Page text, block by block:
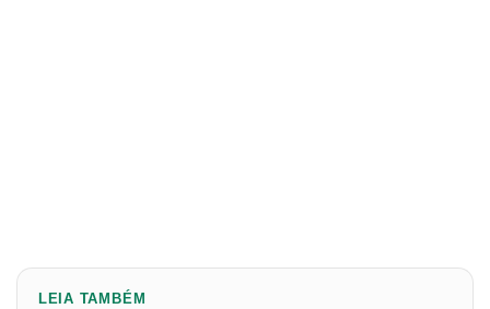
LEIA TAMBÉM